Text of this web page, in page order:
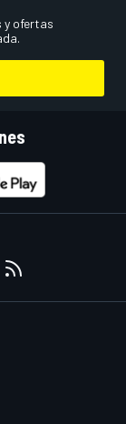
y ofertas